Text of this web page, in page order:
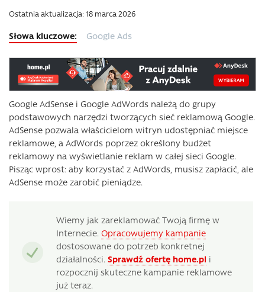
Ostatnia aktualizacja: 18 marca 2026
Google Ads
Google AdSense i Google AdWords należą do grupy
podstawowych narzędzi tworzących sieć reklamową Google.
AdSense pozwala właścicielom witryn udostępniać miejsce
reklamowe, a AdWords poprzez określony budżet
reklamowy na wyświetlanie reklam w całej sieci Google.
Pisząc wprost: aby korzystać z AdWords, musisz zapłacić, ale
AdSense może zarobić pieniądze.
Wiemy jak zareklamować Twoją firmę w
Internecie. Opracowujemy kampanie
dostosowane do potrzeb konkretnej
działalności. Sprawdź ofertę home.pl i
rozpocznij skuteczne kampanie reklamowe
już teraz.